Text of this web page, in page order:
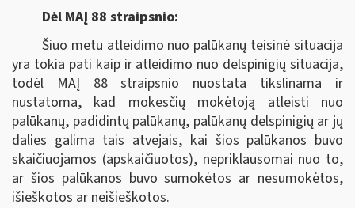
Dėl MAĮ 88 straipsnio:
Šiuo metu atleidimo nuo palūkanų teisinė situacija
yra tokia pati kaip ir atleidimo nuo delspinigių situacija,
todėl MAĮ 88 straipsnio nuostata tikslinama ir
nustatoma, kad mokesčių mokėtoją atleisti nuo
palūkanų, padidintų palūkanų, palūkanų delspinigių ar jų
dalies galima tais atvejais, kai šios palūkanos buvo
skaičiuojamos (apskaičiuotos), nepriklausomai nuo to,
ar šios palūkanos buvo sumokėtos ar nesumokėtos,
išieškotos ar neišieškotos.